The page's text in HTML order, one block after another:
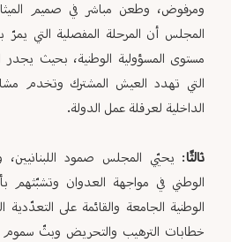
ومرفوض، وطعن مباشر في صميم
المجلس أن المرحلة المفصلية التي يمرّ
مستوى المسؤولية الوطنية، بحيث يجدر
التي تهدد العيش المشترك وتخدم
الداخلية لعرقلة عمل الدولة.
ثالثًا: يحيّي المجلس صمود
الوطني في مواجهة العدوان
الوطنية الجامعة والقائمة على
خطابات الترهيب والتحريض وبثّ سموم